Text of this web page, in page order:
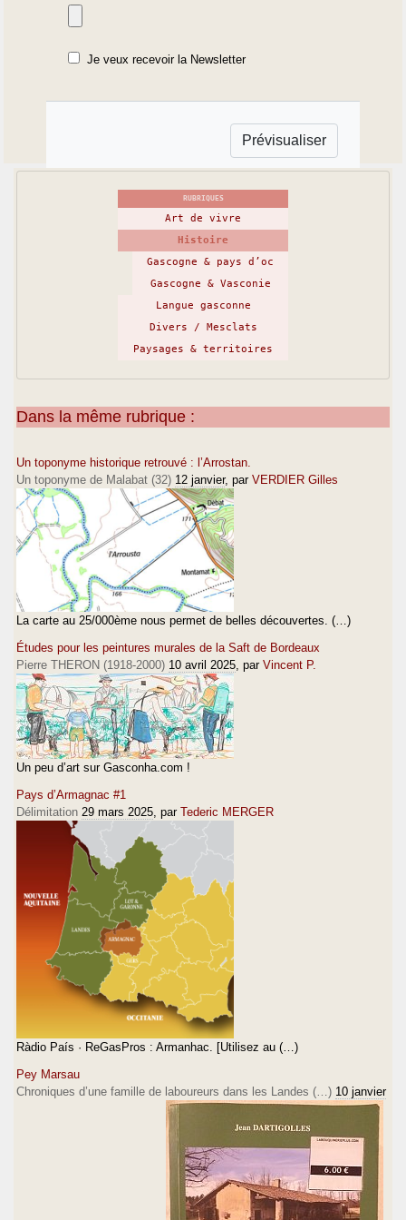
Je veux recevoir la Newsletter
RUBRIQUES
Art de vivre
Histoire
Gascogne & pays d’oc
Gascogne & Vasconie
Langue gasconne
Divers / Mesclats
Paysages & territoires
Dans la même rubrique :
Un toponyme historique retrouvé : l’Arrostan.
Un toponyme de Malabat (32) 12 janvier, par VERDIER Gilles
La carte au 25/000ème nous permet de belles découvertes. (…)
Études pour les peintures murales de la Saft de Bordeaux
Pierre THERON (1918-2000) 10 avril 2025 , par Vincent P.
Un peu d’art sur Gasconha.com !
Pays d’Armagnac #1
Délimitation 29 mars 2025 , par Tederic MERGER
Ràdio País · ReGasPros : Armanhac. [Utilisez au (…)
Pey Marsau
Chroniques d’une famille de laboureurs dans les Landes (…) 10 janvier